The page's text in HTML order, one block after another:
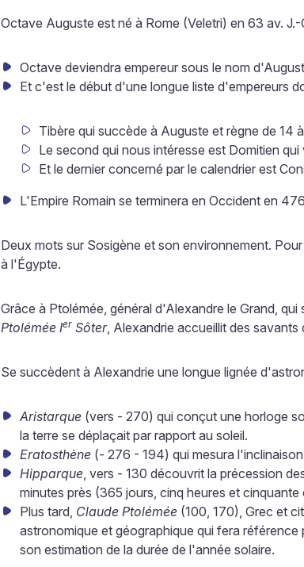
Octave Auguste est né à Rome (Veletri) en 63 av.
Octave deviendra empereur sous le nom
Et c'est le début d'une longue liste d'empereurs
Tibère qui succède à Auguste et règne de 14
Le second qui nous intéresse est Domitien
Et le dernier concerné par le calendrier est
L'Empire Romain se terminera en Occident en
Deux mots sur Sosigène et son environnement.
à l'Égypte.
Grâce à Ptolémée, général d'Alexandre le Grand,
Ptolémée Ier Sôter, Alexandrie accueillit des
Se succèdent à Alexandrie une longue lignée
Aristarque (vers - 270) qui conçut une horloge
la terre se déplaçait par rapport au soleil.
Eratosthène (- 276 - 194) qui mesura
Hipparque, vers - 130 découvrit la précession
minutes près (365 jours, cinq heures et cinquante
Plus tard, Claude Ptolémée (100, 170), Grec et
astronomique et géographique qui fera
son estimation de la durée de l'année solaire.